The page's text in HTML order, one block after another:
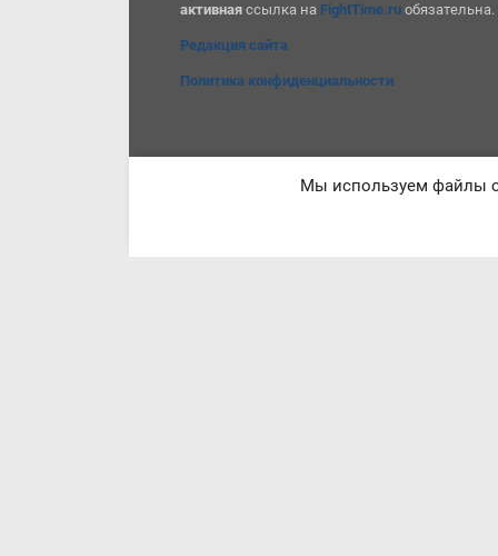
активная ссылка на FightTime.ru обязательна.
Редакция сайта
Политика конфиденциальности
Мы используем файлы